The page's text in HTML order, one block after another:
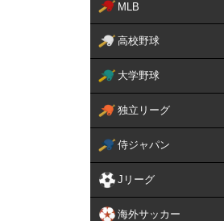
MLB
高校野球
大学野球
独立リーグ
侍ジャパン
Jリーグ
海外サッカー